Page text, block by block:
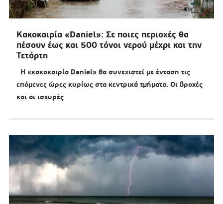
Κακοκαιρία «Daniel»: Σε ποιες περιοχές θα
πέσουν έως και 500 τόνοι νερού μέχρι και την
Τετάρτη
Η «κακοκαιρία Daniel» θα συνεχιστεί με ένταση τις
επόμενες ώρες κυρίως στα κεντρικά τμήματα. Οι βροχές
και οι ισχυρές